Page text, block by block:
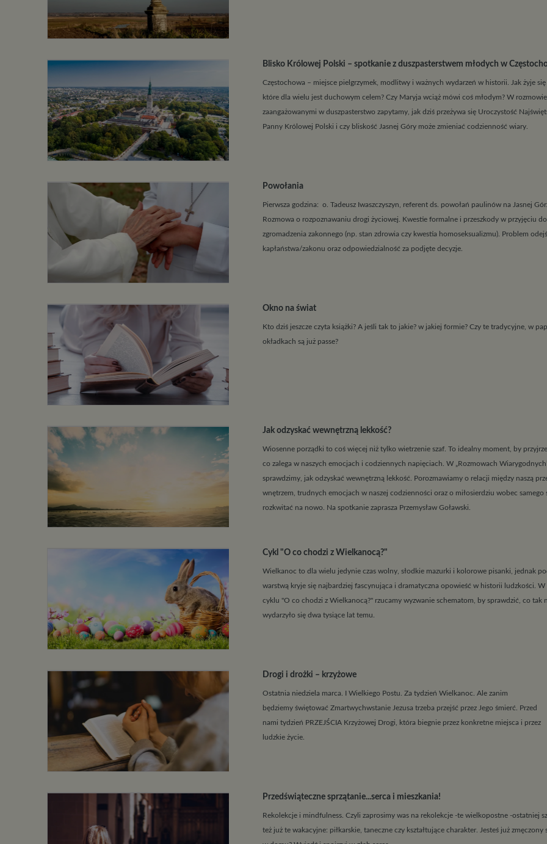
Blisko Królowej Polski – spotkanie z duszpasterstwem młodych w
Częstochowa – miejsce pielgrzymek, modlitwy i ważnych wydarzeń w historii. Jak żyje się
które dla wielu jest duchowym celem? Czy Maryja wciąż mówi coś młodym? W
zaangażowanymi w duszpasterstwo zapytamy, jak dziś przeżywa się Uroczystość
Panny Królowej Polski i czy bliskość Jasnej Góry może zmieniać codzienność wiary.
Powołania
Pierwsza godzina: o. Tadeusz Iwaszczyszyn, referent ds. powołań paulinów na Jasnej
Rozmowa o rozpoznawaniu drogi życiowej. Kwestie formalne i przeszkody w przyjęciu do
zgromadzenia zakonnego (np. stan zdrowia czy kwestia homoseksualizmu). Problem
kapłaństwa/zakonu oraz odpowiedzialność za podjęte decyzje.
Okno na świat
Kto dziś jeszcze czyta książki? A jeśli tak to jakie? w jakiej formie? Czy te tradycyjne, w
okładkach są już passe?
Jak odzyskać wewnętrzną lekkość?
Wiosenne porządki to coś więcej niż tylko wietrzenie szaf. To idealny moment, by
co zalega w naszych emocjach i codziennych napięciach. W „Rozmowach
sprawdzimy, jak odzyskać wewnętrzną lekkość. Porozmawiamy o relacji między naszą
wnętrzem, trudnych emocjach w naszej codzienności oraz o miłosierdziu wobec samego
rozkwitać na nowo. Na spotkanie zaprasza Przemysław Goławski.
Cykl "O co chodzi z Wielkanocą?"
Wielkanoc to dla wielu jedynie czas wolny, słodkie mazurki i kolorowe pisanki, jednak
warstwą kryje się najbardziej fascynująca i dramatyczna opowieść w historii ludzkości. W
cyklu "O co chodzi z Wielkanocą?" rzucamy wyzwanie schematom, by sprawdzić, co tak
wydarzyło się dwa tysiące lat temu.
Drogi i drożki – krzyżowe
Ostatnia niedziela marca. I Wielkiego Postu. Za tydzień Wielkanoc. Ale zanim
będziemy świętować Zmartwychwstanie Jezusa trzeba przejść przez Jego śmierć. Przed
nami tydzień PRZEJŚCIA Krzyżowej Drogi, która biegnie przez konkretne miejsca i przez
ludzkie życie.
Przedświąteczne sprzątanie...serca i mieszkania!
Rekolekcje i mindfulness. Czyli zaprosimy was na rekolekcje -te wielkopostne -ostatniej
też już te wakacyjne: piłkarskie, taneczne czy kształtujące charakter. Jesteś już zmęczony